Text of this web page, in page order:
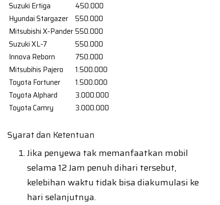
Suzuki Ertiga
450.000
Hyundai Stargazer
550.000
Mitsubishi X-Pander550.000
Suzuki XL-7
550.000
Innova Reborn
750.000
Mitsubihis Pajero
1.500.000
Toyota Fortuner
1.500.000
Toyota Alphard
3.000.000
Toyota Camry
3.000.000
Syarat dan Ketentuan
Jika penyewa tak memanfaatkan mobil
selama 12 Jam penuh dihari tersebut,
kelebihan waktu tidak bisa diakumulasi ke
hari selanjutnya.